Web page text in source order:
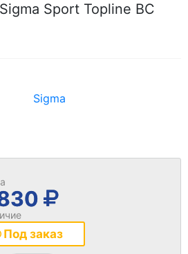
Sport Topline BC
Sigma
Под заказ